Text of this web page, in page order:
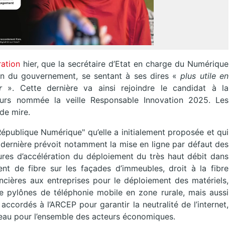
hier, que la secrétaire d’Etat en charge du Numérique
du gouvernement, se sentant à ses dires «plus utile en
». Cette dernière va ainsi rejoindre le candidat à la
nommée la veille Responsable Innovation 2025. Les
mire.
Numérique" qu’elle a initialement proposée et qui
prévoit notamment la mise en ligne par défaut des
d’accélération du déploiement du très haut débit dans
de fibre sur les façades d’immeubles, droit à la fibre
aux entreprises pour le déploiement des matériels,
pylônes de téléphonie mobile en zone rurale, mais aussi
à l’ARCEP pour garantir la neutralité de l’internet,
pour l’ensemble des acteurs économiques.